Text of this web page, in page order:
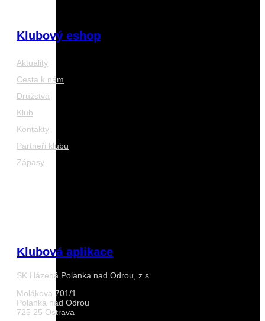
Klubový eshop
Aktuality
Cesta k nám
Družstva
Klub
Kontakty
Partneři klubu
Zápasy
Klubová aplikace
SK Házená Polanka nad Odrou, z.s.
Molákova 701/1
Polanka nad Odrou
725 25 Ostrava